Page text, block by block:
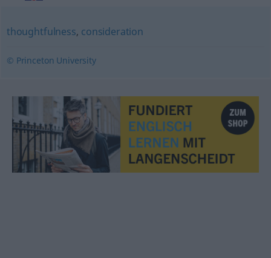
thoughtfulness, consideration
© Princeton University